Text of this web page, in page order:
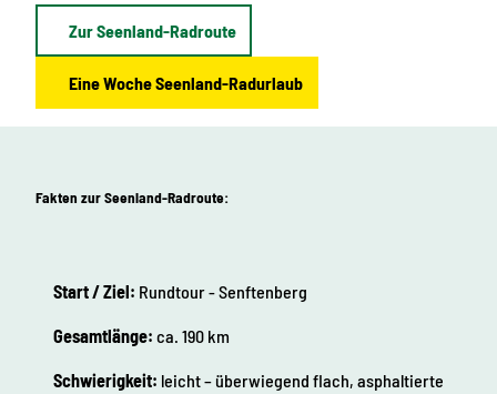
Zur Seenland-Radroute
Eine Woche Seenland-Radurlaub
Fakten zur Seenland-Radroute:
Start / Ziel: Rundtour - Senftenberg
Gesamtlänge: ca. 190 km
Schwierigkeit: leicht – überwiegend flach, asphaltierte